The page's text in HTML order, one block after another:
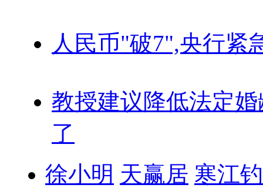
人民币"破7",央行紧
教授建议降低法定婚
了
徐小明 天赢居 寒江